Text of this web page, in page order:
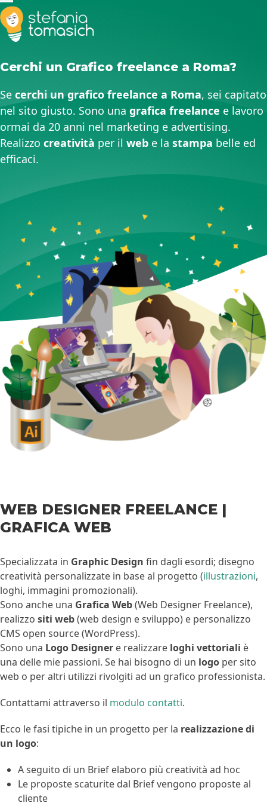
Skip
to
content
Open
mobile
Close
mobile
Cerchi un Grafico freelance a Roma?
Se cerchi un grafico freelance a Roma, sei capitato
nel sito giusto. Sono una grafica freelance e lavoro
ormai da 20 anni nel marketing e advertising.
Realizzo creatività per il web e la stampa belle ed
efficaci.
WEB DESIGNER FREELANCE |
GRAFICA WEB
Specializzata in Graphic Design fin dagli esordi; disegno
creatività personalizzate in base al progetto (illustrazioni,
loghi, immagini promozionali).
Sono anche una Grafica Web(Web Designer Freelance),
realizzo siti web(web design e sviluppo) e personalizzo
CMS open source (WordPress).
Sono una Logo Designer e realizzare loghi vettoriali è
una delle mie passioni. Se hai bisogno di un logo per sito
web o per altri utilizzi rivolgiti ad un grafico professionista.
Contattami attraverso il modulo contatti.
Ecco le fasi tipiche in un progetto per la realizzazione di
un logo:
A seguito di un Brief elaboro più creatività ad hoc
Le proposte scaturite dal Brief vengono proposte al
cliente